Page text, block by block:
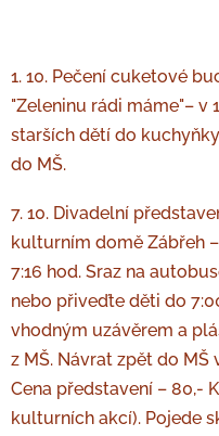
1. 10. Pečení cuketové
"Zeleninu rádi máme"– v
starších dětí do
do MŠ.
7. 10. Divadelní
kulturním domě Zábřeh
7:16 hod. Sraz na
nebo přiveďte děti do
vhodným uzávěrem a
z MŠ. Návrat zpět do MŠ
Cena představení – 80,-
kulturních akcí). Pojede